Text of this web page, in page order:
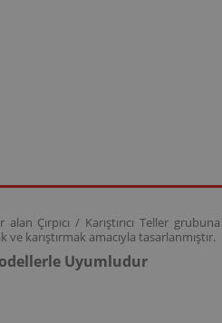
Çırpıcı / Karıştırıcı Teller
ve karıştırmak amacıyla tasarlanmıştır.
Uyumludur